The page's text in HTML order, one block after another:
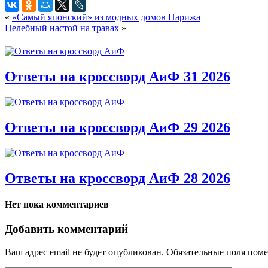
« «Самый японский» из модных домов Парижа
Целебный настой на травах »
Ответы на кроссворд АиФ 31 2026
Ответы на кроссворд АиФ 29 2026
Ответы на кроссворд АиФ 28 2026
Нет пока комментариев
Добавить комментарий
Ваш адрес email не будет опубликован. Обязательные поля